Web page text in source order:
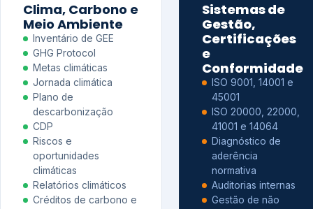
Clima, Carbono e
Meio Ambiente
Inventário de GEE
GHG Protocol
Metas climáticas
Jornada climática
Plano de
descarbonização
CDP
Riscos e
oportunidades
climáticas
Relatórios climáticos
Créditos de carbono e
Sistemas de
Gestão,
Certificações
e
Conformidade
ISO 9001, 14001 e
45001
ISO 20000, 22000,
41001 e 14064
Diagnóstico de
aderência
normativa
Auditorias internas
Gestão de não